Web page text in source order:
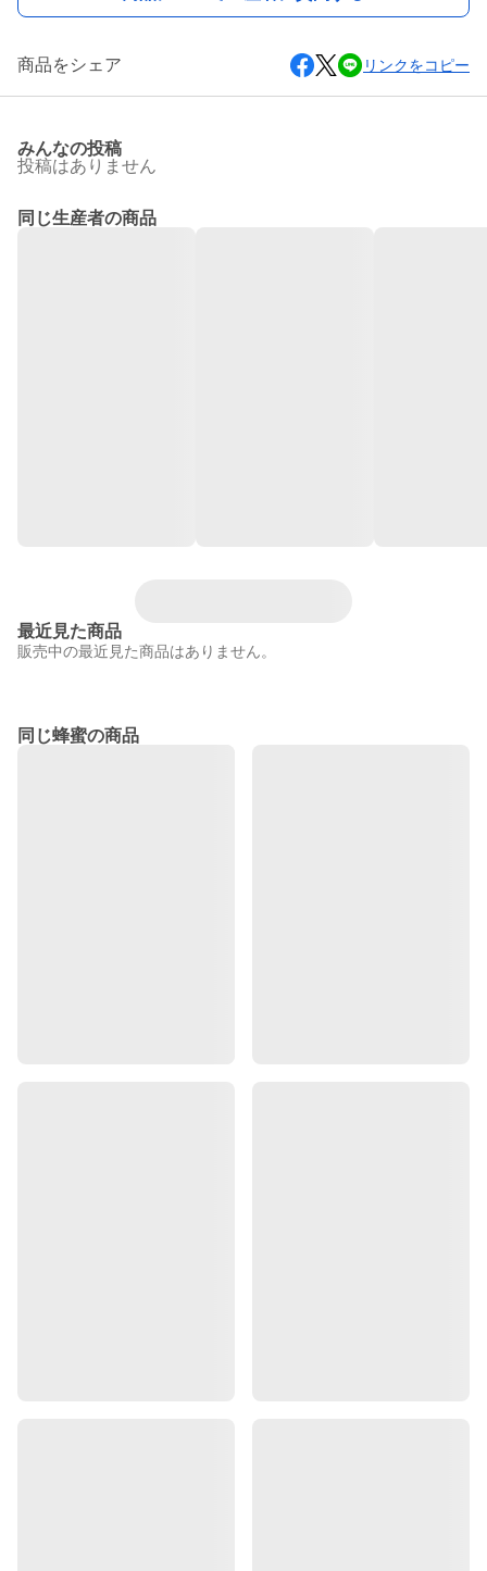
商品をシェア リンクをコピー
みんなの投稿
投稿はありません
同じ生産者の商品
最近見た商品
販売中の最近見た商品はありません。
同じ蜂蜜の商品